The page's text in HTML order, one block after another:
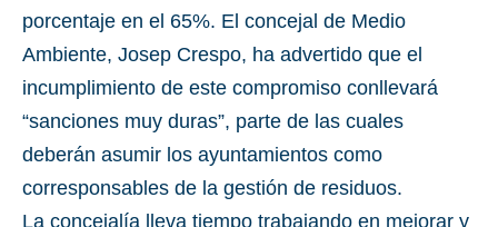
porcentaje en el 65%. El concejal de Medio
Ambiente, Josep Crespo, ha advertido que el
incumplimiento de este compromiso conllevará
“sanciones muy duras”, parte de las cuales
deberán asumir los ayuntamientos como
corresponsables de la gestión de residuos.
La concejalía lleva tiempo trabajando en mejorar y